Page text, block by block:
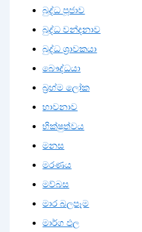
බුද්ධ පූජාව
බුද්ධ වන්දනාව
බුද්ධ ශ්‍රාවකයා
බෞද්ධයා
බ්‍රහ්ම ලෝක
භාවනාව
භික්ෂුත්වය
මනස
මරණය
මව්බස
මාර බලපෑම
මාර්ග ඵල